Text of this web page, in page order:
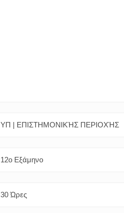
ΥΠ | ΕΠΙΣΤΗΜΟΝΙΚΉΣ ΠΕΡΙΟΧΉΣ
12o Εξάμηνο
30 Ώρες